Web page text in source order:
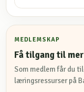
MEDLEMSKAP
Få tilgang til
Som medlem får du
læringsressurser på